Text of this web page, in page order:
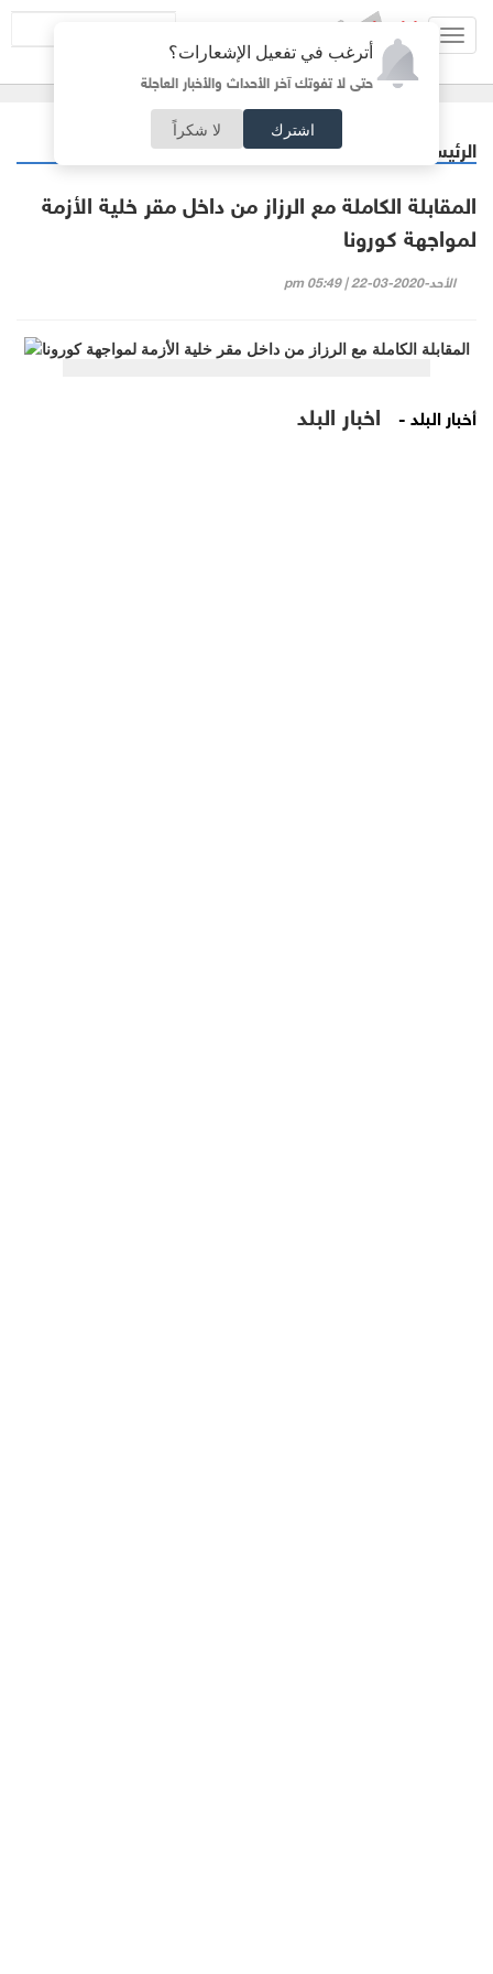
أترغب في تفعيل الإشعارات؟
حتى لا تفوتك آخر الأحداث والأخبار العاجلة
اشترك لا شكراً
الرئيسية فيديو البلد
المقابلة الكاملة مع الرزاز من داخل مقر خلية الأزمة
لمواجهة كورونا
الأحد-2020-03-22 | 05:49 pm
أخبار البلد - اخبار البلد